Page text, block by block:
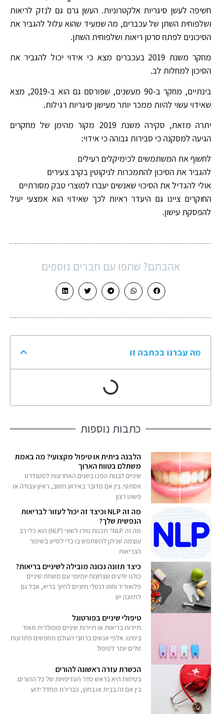
חשיפה לעשן סיגריות אלקטרוניות. העשן גרם גם לנזק לריאות
ושלפוחית ​​השתן של עכברים, מה שמעיד שהוא עלול להגביר את
הסיכונים לפתח סרטן ריאות ושלפוחית ​​השתן.
מחקר משנת 2019 בעכברים מצא כי אידוי יכול להגביר את
הסיכון למחלות לב.
בינתיים, מחקר ב-90 מעשנים, שפורסם גם הוא ב-2019, מצא
שאידוי עשוי להיות ממכר יותר מעישון סיגריות רגילות.
יתרה מזאת, סקירה משנת 2019 מקור מהימן של מחקרים
הגיעה למסקנה כי סבירות גבוהה כי אידוי:
לחשוף את המשתמשים לכימיקלים רעילים
להגביר את הסיכון להתמכרות לניקוטין בקרב צעירים
אולי להגדיל את הסיכוי שאנשים יעברו למוצרי טבק מסורתיים
החוקרים ציינו גם היעדר ראיות לכך שאידוי הוא אמצעי יעיל
להפסקת עישון.
אהבתם? שתפו עם חברים נוספים
מה עברנו בכתבה זו
כתבות נוספות
הלבנה ביתית או טיפול מקצועי? מה באמת
משתלם בטווח הארוך
שיניים לבנות הפכו בשנים האחרונות לסטנדרט
אסתטי. בין אם מדובר באירוע חשוב, ראיון עבודה או
פשוט רצון
מה זה NLP וכיצד זה יכול לעזור לבריאות
הנפשית שלך?
מה זה NLP? תכנות נוירו-לשוני (NLP) הוא כלי רב
עוצמה שניתן להשתמש בו כדי לסייע בשיפור
הבריאות
כיצד תזונה נכונה מובילה לשיניים בריאות?
כולנו יודעים שצחצוח יומיומי עם משחת שיניים
פלואוריד וחוט דנטלי חיוניים לחיוך בריא, אבל גם
לתזונה יש
טיפולי שיניים בפורטוגל
תיירות בריאות או תיירות שיניים פופולרית מאוד
בימינו. אלפי אנשים ברחבי העולם מחפשים פתרונות
זולים יותר לטיפול
הכשרת עזרה ראשונה להורים
בטיחות היא בראש סדר העדיפויות של כל ההורים.
בין אם זה בבית או בחוץ, כברירת מחדל ידוע